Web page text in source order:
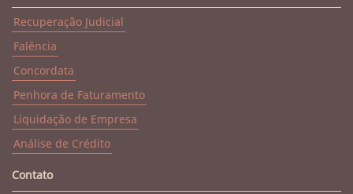
Recuperação Judicial
Falência
Concordata
Penhora de Faturamento
Liquidação de Empresa
Análise de Crédito
Contato